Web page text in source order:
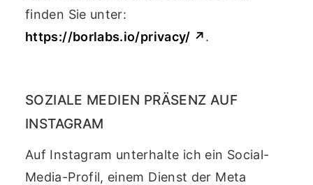
finden Sie unter:
https://borlabs.io/privacy/ ↗.
SOZIALE MEDIEN PRÄSENZ AUF
INSTAGRAM
Auf Instagram unterhalte ich ein Social-
Media-Profil, einem Dienst der Meta